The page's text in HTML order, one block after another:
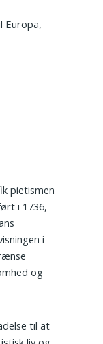
Europa,
pietismen
i 1736,
i
og
til at